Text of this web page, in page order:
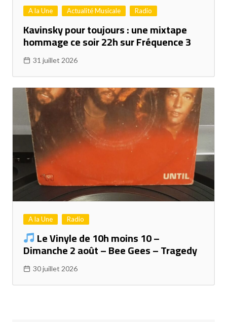
A la Une Actualité Musicale Radio
Kavinsky pour toujours : une mixtape
hommage ce soir 22h sur Fréquence 3
31 juillet 2026
A la Une Radio
Le Vinyle de 10h moins 10 –
Dimanche 2 août – Bee Gees – Tragedy
30 juillet 2026